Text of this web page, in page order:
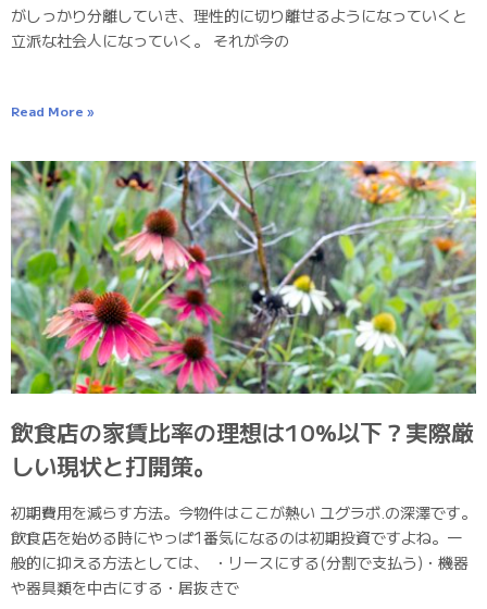
がしっかり分離していき、理性的に切り離せるようになっていくと
立派な社会人になっていく。 それが今の
Read More »
飲食店の家賃比率の理想は10%以下？実際厳
しい現状と打開策。
初期費用を減らす方法。今物件はここが熱い ユグラボ.の深澤です。
飲食店を始める時にやっぱ1番気になるのは初期投資ですよね。一
般的に抑える方法としては、 ・リースにする(分割で支払う)・機器
や器具類を中古にする・居抜きで